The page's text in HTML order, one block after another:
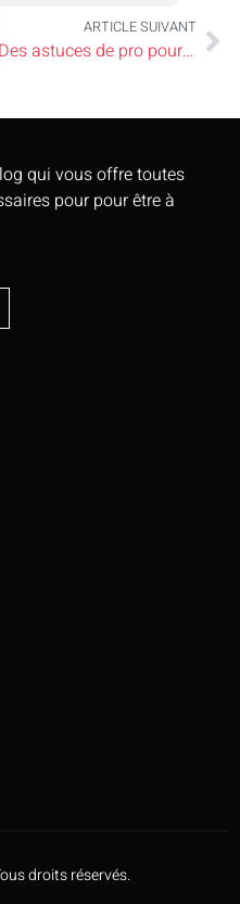
ARTICLE SUIVANT
Des astuces de pro pour relooker votre cuisine sans vous ruiner
qui vous offre toutes
pour pour être à
droits réservés.